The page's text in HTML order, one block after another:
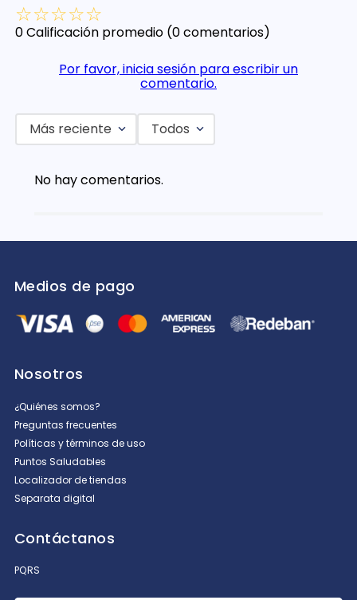
☆☆☆☆☆
0 Calificación promedio (0 comentarios)
Por favor, inicia sesión para escribir un
comentario.
Más reciente Todos
No hay comentarios.
Medios de pago
Nosotros
¿Quiénes somos?
Preguntas frecuentes
Políticas y términos de uso
Puntos Saludables
Localizador de tiendas
Separata digital
Contáctanos
PQRS